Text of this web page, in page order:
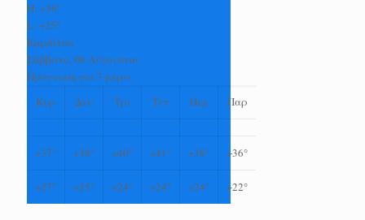
H: +36°
L: +25°
Καρδίτσα
Σάββατο, 08 Αύγουστος
Πρόγνωση για 7 μέρες
Κυρ
Δευ Τρι Τετ Πεμ Παρ
+37° +38° +40° +41° +38° +36°
+27° +25° +24° +24° +24° +22°